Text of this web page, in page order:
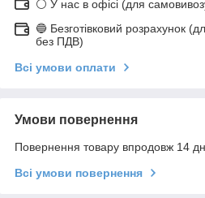
⚪ У нас в офісі (для
🔵 Безготівковий розрахунок
без ПДВ)
Всі умови оплати
Умови повернення
Повернення товару впродовж 14
Всі умови повернення